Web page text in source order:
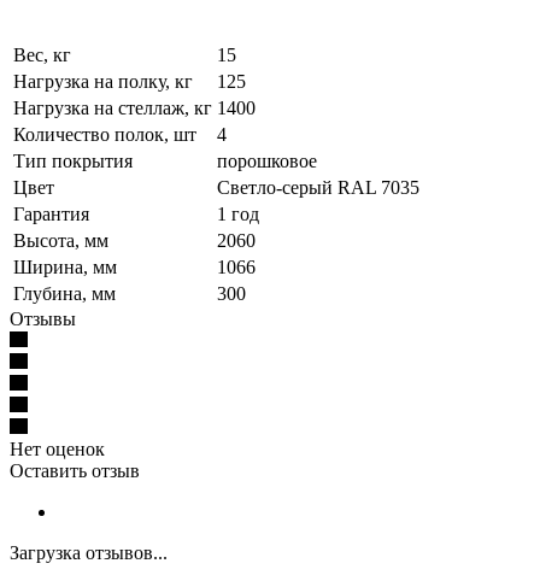
Вес, кг
15
Нагрузка на полку, кг
125
Нагрузка на стеллаж, кг 1400
Количество полок, шт
4
Тип покрытия
порошковое
Цвет
Светло-серый RAL 7035
Гарантия
1 год
Высота, мм
2060
Ширина, мм
1066
Глубина, мм
300
Отзывы
Нет оценок
Оставить отзыв
Загрузка отзывов...